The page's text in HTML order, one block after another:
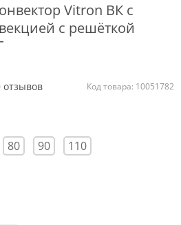
Vitron ВК с
с решёткой
отзывов Код товара: 10051782
80 90
110